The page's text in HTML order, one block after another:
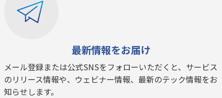
最新情報をお届け
メール登録または公式SNSをフォローいただくと、サービス
のリリース情報や、ウェビナー情報、最新のテック情報をお
知らせします。